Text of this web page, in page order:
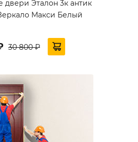
двери Эталон 3к антик
Макси Белый
30 800 ₽